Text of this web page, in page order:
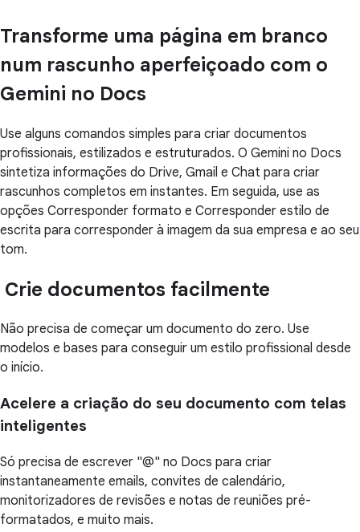
Transforme uma página em branco
num rascunho aperfeiçoado com o
Gemini no Docs
Use alguns comandos simples para criar documentos
profissionais, estilizados e estruturados. O Gemini no Docs
sintetiza informações do Drive, Gmail e Chat para criar
rascunhos completos em instantes. Em seguida, use as
opções Corresponder formato e Corresponder estilo de
escrita para corresponder à imagem da sua empresa e ao seu
tom.
Crie documentos facilmente
Não precisa de começar um documento do zero. Use
modelos e bases para conseguir um estilo profissional desde
o início.
Acelere a criação do seu documento com telas
inteligentes
Só precisa de escrever "@" no Docs para criar
instantaneamente emails, convites de calendário,
monitorizadores de revisões e notas de reuniões pré-
formatados, e muito mais.